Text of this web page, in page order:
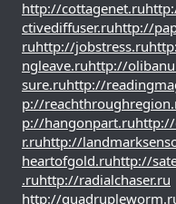
http://cottagenet.ru
ctivediffuser.ruhttp://
ruhttp://jobstress.ru
ngleave.ruhttp://
sure.ruhttp://
p://
p://hangonpart.ruhttp://
r.ruhttp://
heartofgold.ruhttp://
.ruhttp://radialchaser.ru
http://